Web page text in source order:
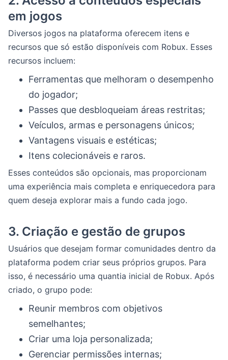
em jogos
Diversos jogos na plataforma oferecem itens e
recursos que só estão disponíveis com Robux. Esses
recursos incluem:
Ferramentas que melhoram o desempenho
do jogador;
Passes que desbloqueiam áreas restritas;
Veículos, armas e personagens únicos;
Vantagens visuais e estéticas;
Itens colecionáveis e raros.
Esses conteúdos são opcionais, mas proporcionam
uma experiência mais completa e enriquecedora para
quem deseja explorar mais a fundo cada jogo.
3. Criação e gestão de grupos
Usuários que desejam formar comunidades dentro da
plataforma podem criar seus próprios grupos. Para
isso, é necessário uma quantia inicial de Robux. Após
criado, o grupo pode:
Reunir membros com objetivos
semelhantes;
Criar uma loja personalizada;
Gerenciar permissões internas;